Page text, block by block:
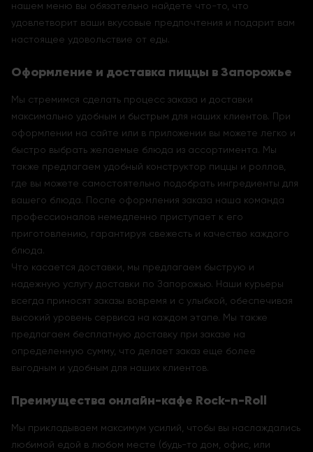
нашем меню вы обязательно найдете что-то, что
удовлетворит ваши вкусовые предпочтения и подарит вам
настоящее удовольствие от еды.
Оформление и доставка пиццы в Запорожье
Мы стремимся сделать процесс заказа и доставки
максимально удобным и быстрым для наших клиентов. При
оформлении на сайте или в приложении вы можете легко и
быстро выбрать желаемые блюда из ассортимента. Мы
также предлагаем удобный конструктор пиццы и роллов,
где вы можете самостоятельно подобрать ингредиенты для
вашего блюда. После оформления заказа наша команда
профессионалов немедленно приступает к его
приготовлению, гарантируя свежесть и качество каждого
блюда.
Что касается доставки, мы предлагаем быструю и
надежную услугу доставки по Запорожью. Наши курьеры
всегда приносят заказы вовремя и с улыбкой, обеспечивая
высокий уровень сервиса на каждом этапе. Мы также
предлагаем бесплатную доставку при заказе на
определенную сумму, что делает заказ еще более
выгодным и удобным для наших клиентов.
Преимущества онлайн-кафе Rock-n-Roll
Мы прикладываем максимум усилий, чтобы вы наслаждались
любимой едой в любом месте (будь-то дом, офис, или